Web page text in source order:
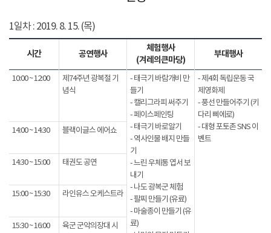
1일차 : 2019. 8. 15. (목)
시간 공연행사
체험행사
(겨레의큰마당)
부대행사
10:00 ~ 12:00
제74주년 광복절 기
념식
- 태극기 바람개비 만
들기
- 캘리그라피 써주기
- 페이스페인팅
- 태극기 바로알기
- 역사인물 배지 만들
기
- 느린 우체통 엽서 보
내기
- 나도 광복군 체험
- 팔찌 만들기 (유료)
- 마술종이 만들기 (유
료)
- 제4회 독립운동 국
제영화제
- 풍선 만들어주기 (키
다리 삐에로)
- 대형 포토존 SNS 이
벤트
14:00 ~ 14:30 블랙이글스 에어쇼
14:30 ~ 15:00 태권도 공연
15:00 ~ 15:30 라인유스 오케스트라
15:30 ~ 16:00
육군 군악의장대 시